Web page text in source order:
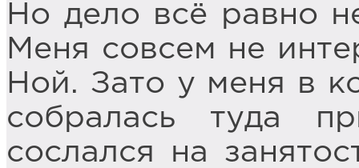
Но дело всё равно
Меня совсем не
Ной. Зато у меня в
собралась туда
сослался на